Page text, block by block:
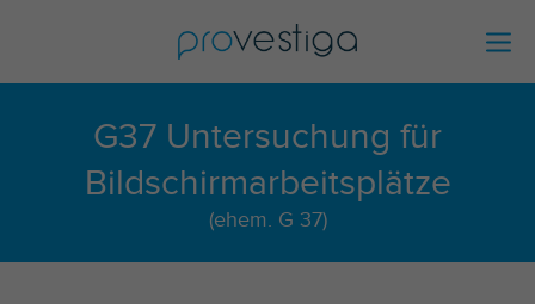
G37 Untersuchung für
Bildschirmarbeitsplätze
(ehem. G 37)